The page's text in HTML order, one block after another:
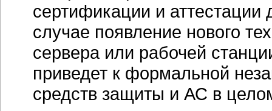
сертификации и
случае появление нового
сервера или рабочей
приведет к формальной
средств защиты и АС в